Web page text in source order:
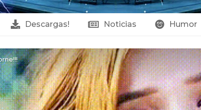
Descargas! Noticias Humor